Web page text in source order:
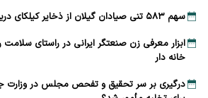
سهم ۵۸۳ تنی صیادان گیلان از ذخایر کیلکای دریای خزر
ابزار معرفی زن صنعتگر ایرانی در راستای سلامت
خانه دار
درگیری بر سر تحقیق و تفحص مجلس در وزارت